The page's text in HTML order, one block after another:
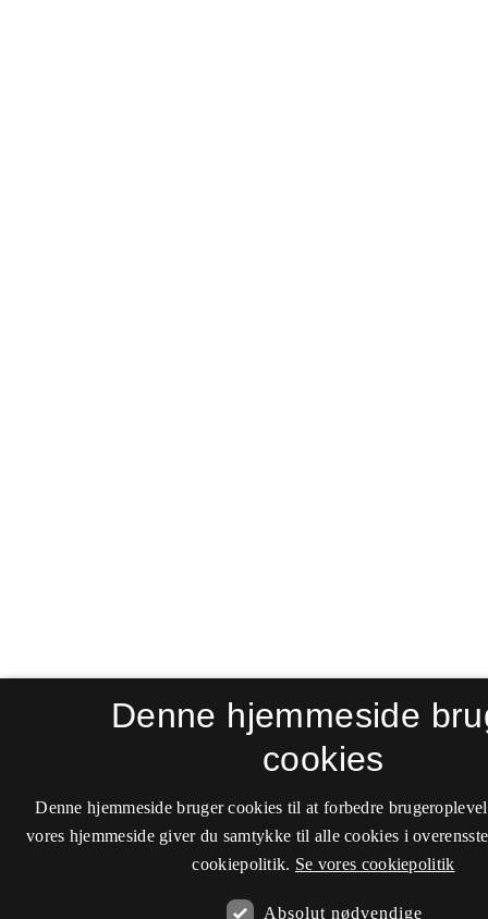
Denne hjemmeside
cookies
Denne hjemmeside bruger cookies til at forbedre
vores hjemmeside giver du samtykke til alle cookies i
cookiepolitik. Se vores cookiepolitik
Absolut nødvendige